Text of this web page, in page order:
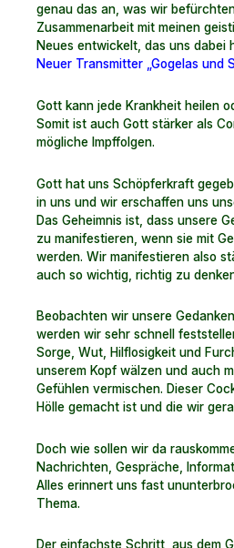
genau das an, was wir
Zusammenarbeit mit meinen
Neues entwickelt, das uns dabei
Neuer Transmitter „Gogelas und
Gott kann jede Krankheit heilen
Somit ist auch Gott stärker als
mögliche Impffolgen.
Gott hat uns Schöpferkraft
in uns und wir erschaffen uns
Das Geheimnis ist, dass unsere
zu manifestieren, wenn sie mit
werden. Wir manifestieren also
auch so wichtig, richtig zu
Beobachten wir unsere
werden wir sehr schnell
Sorge, Wut, Hilflosigkeit und
unserem Kopf wälzen und auch
Gefühlen vermischen. Dieser
Hölle gemacht ist und die wir
Doch wie sollen wir da
Nachrichten, Gespräche,
Alles erinnert uns fast
Thema.
Der einfachste Schritt, aus dem